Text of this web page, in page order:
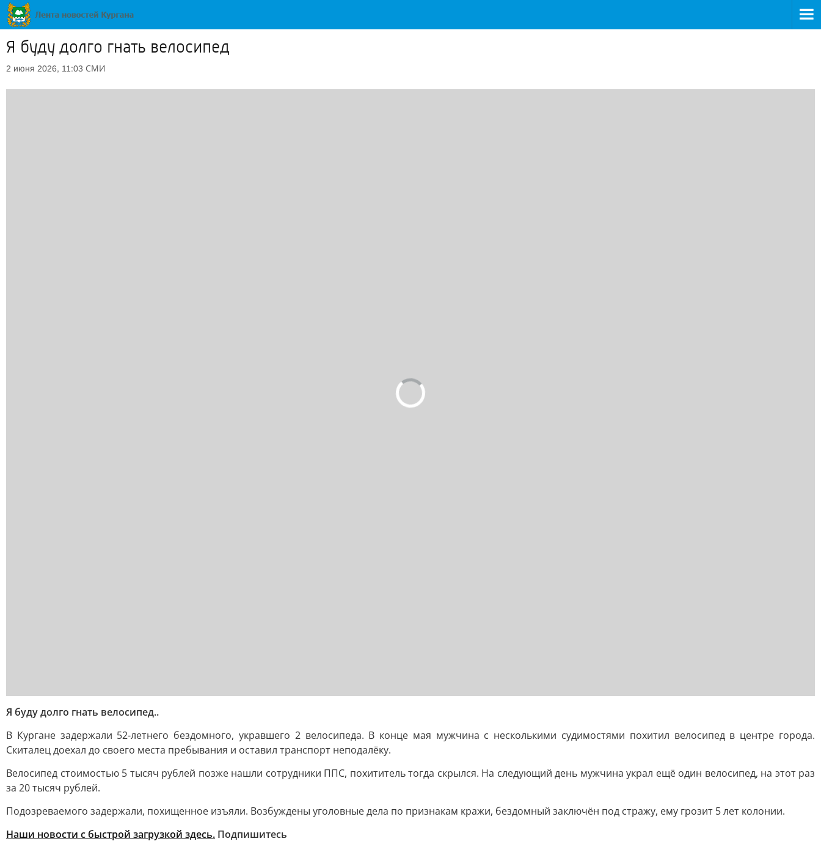
Я буду долго гнать велосипед
2 июня 2026, 11:03 СМИ
Я буду долго гнать велосипед..
В Кургане задержали 52-летнего бездомного, укравшего 2 велосипеда. В конце мая мужчина с несколькими судимостями похитил велосипед в центре города.
Скиталец доехал до своего места пребывания и оставил транспорт неподалёку.
Велосипед стоимостью 5 тысяч рублей позже нашли сотрудники ППС, похититель тогда скрылся. На следующий день мужчина украл ещё один велосипед, на этот раз
за 20 тысяч рублей.
Подозреваемого задержали, похищенное изъяли. Возбуждены уголовные дела по признакам кражи, бездомный заключён под стражу, ему грозит 5 лет колонии.
Наши новости с быстрой загрузкой здесь. Подпишитесь